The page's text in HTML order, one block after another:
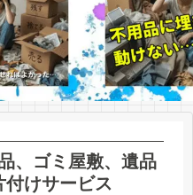
、ゴミ屋敷、遺品
けサービス